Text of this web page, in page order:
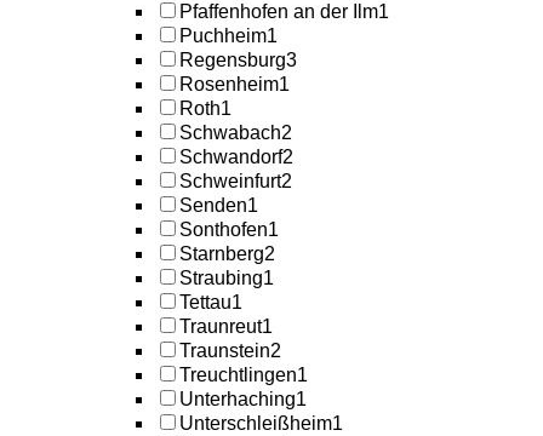
Pfaffenhofen an der Ilm1
Puchheim1
Regensburg3
Rosenheim1
Roth1
Schwabach2
Schwandorf2
Schweinfurt2
Senden1
Sonthofen1
Starnberg2
Straubing1
Tettau1
Traunreut1
Traunstein2
Treuchtlingen1
Unterhaching1
Unterschleißheim1